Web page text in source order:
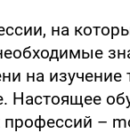
на
на
Настоящее
–